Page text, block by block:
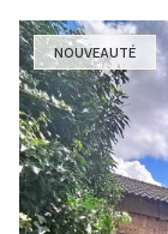
NOUVEAUTÉ